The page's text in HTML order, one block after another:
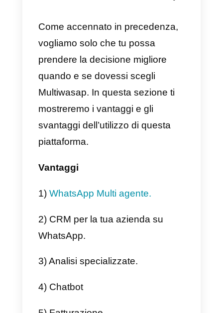
Un altro modo per registrarsi:
1) Andiamo alla pagina principale
e clicchiamo sul pulsante “
maggiori informazioni “.